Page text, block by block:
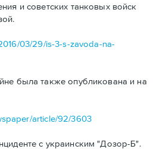
и советских танковых войск
03/29/is-3-s-zavoda-na-
была также опубликована и на
article/92/3603
с украинским "Дозор-Б".